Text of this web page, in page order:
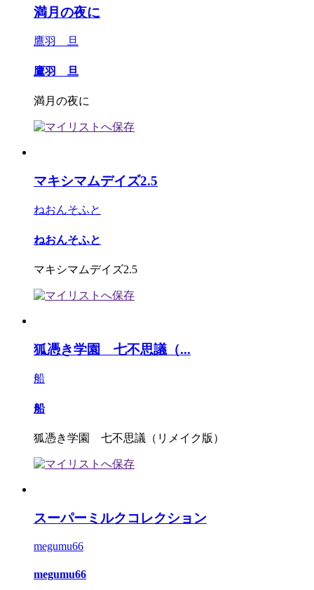
満月の夜に
鷹羽 旦
鷹羽 旦
満月の夜に
マキシマムデイズ2.5
ねおんそふと
ねおんそふと
マキシマムデイズ2.5
狐憑き学園 七不思議（...
船
船
狐憑き学園 七不思議（リメイク版）
スーパーミルクコレクション
megumu66
megumu66